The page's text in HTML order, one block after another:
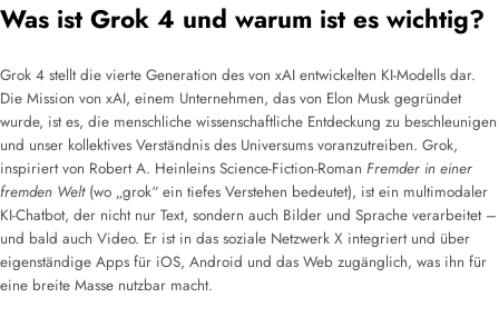
Was ist Grok 4 und warum ist es wichtig?
Grok 4 stellt die vierte Generation des von xAI entwickelten KI-Modells dar.
Die Mission von xAI, einem Unternehmen, das von Elon Musk gegründet
wurde, ist es, die menschliche wissenschaftliche Entdeckung zu beschleunigen
und unser kollektives Verständnis des Universums voranzutreiben. Grok,
inspiriert von Robert A. Heinleins Science-Fiction-Roman Fremder in einer
fremden Welt(wo „grok“ ein tiefes Verstehen bedeutet), ist ein multimodaler
KI-Chatbot, der nicht nur Text, sondern auch Bilder und Sprache verarbeitet –
und bald auch Video. Er ist in das soziale Netzwerk X integriert und über
eigenständige Apps für iOS, Android und das Web zugänglich, was ihn für
eine breite Masse nutzbar macht.